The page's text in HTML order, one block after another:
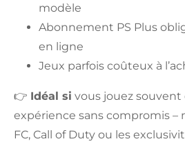
modèle
Abonnement PS Plus
en ligne
Jeux parfois coûteux à
👉 Idéal si vous jouez
expérience sans compromis –
FC, Call of Duty ou les